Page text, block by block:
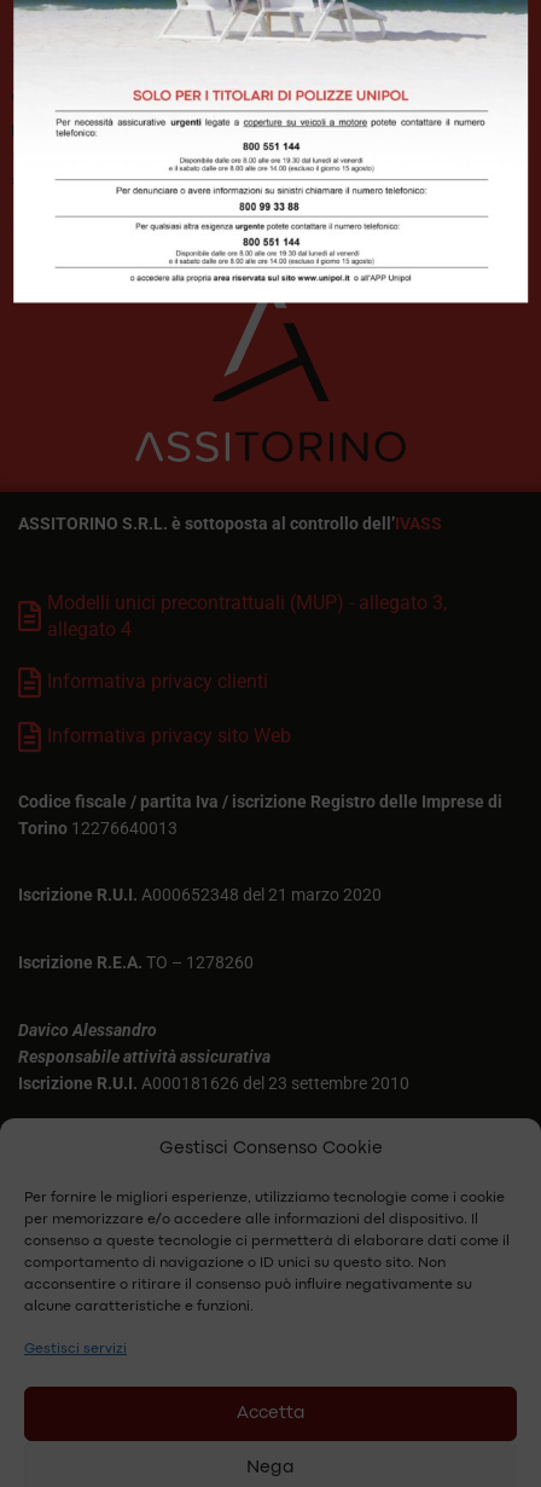
Gestisci Consenso Cookie
Per fornire le migliori esperienze, utilizziamo tecnologie come i cookie
per memorizzare e/o accedere alle informazioni del dispositivo. Il
consenso a queste tecnologie ci permetterà di elaborare dati come il
comportamento di navigazione o ID unici su questo sito. Non
acconsentire o ritirare il consenso può influire negativamente su
alcune caratteristiche e funzioni.
Gestisci servizi
Accetta
Nega
011 4478013
assitorinosrl@pec.it
Per inoltro reclami, inviare PEC aassitorinosrl@pec.it
ASSITORINO S.R.L. è sottoposta al controllo dell’IVASS
Modelli unici precontrattuali (MUP) - allegato 3,
allegato 4
Informativa privacy clienti
Informativa privacy sito Web
Codice fiscale / partita Iva / iscrizione Registro delle Imprese di
Torino 12276640013
Iscrizione R.U.I. A000652348 del 21 marzo 2020
Iscrizione R.E.A. TO – 1278260
Davico Alessandro
Responsabile attività assicurativa
Iscrizione R.U.I. A000181626 del 23 settembre 2010
Agenzia 6149 Di Allianz Next S.p.A.
Sede legale: Piazza Tre Torri 3 – 20145 Milano (MI)
Sede legale ed amministrativa: Corso Libertà 53 – 41018 San
Agenzia 39773 di Unipol Assicurazioni S.p.A.
Sede legale: Via Stalingrado 45 – 40128 Bologna (BO)